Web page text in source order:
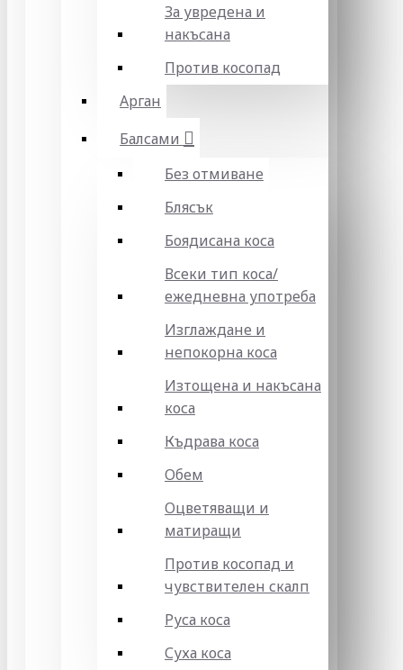
За увредена и
накъсана
Против косопад
Арган
Балсами
Без отмиване
Блясък
Боядисана коса
Всеки тип коса/
ежедневна употреба
Изглаждане и
непокорна коса
Изтощена и накъсана
коса
Къдрава коса
Обем
Оцветяващи и
матиращи
Против косопад и
чувствителен скалп
Руса коса
Суха коса